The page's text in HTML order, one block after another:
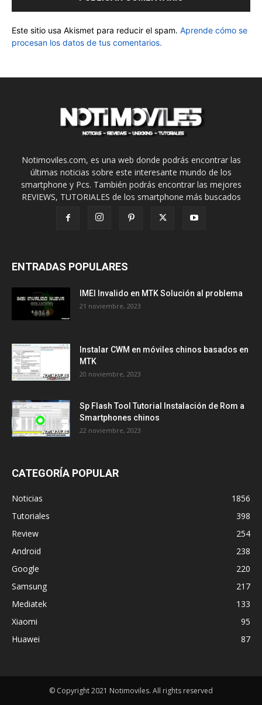
Este sitio usa Akismet para reducir el spam. Aprende cómo se
procesan los datos de tus comentarios.
Notimoviles.com, es una web donde podrás encontrar las
últimas noticias sobre este interesante mundo de los
smartphone y Pcs. También podrás encontrar las mejores
REVIEWS, TUTORIALES de los smartphone más buscados
ENTRADAS POPULARES
IMEI Invalido en MTK Solución al problema
21 noviembre, 2023
Instalar CWM en móviles chinos basados en
MTK
20 noviembre, 2023
Sp Flash Tool Tutorial Instalación de Rom a
Smartphones chinos
22 noviembre, 2023
CATEGORÍA POPULAR
Noticias
1856
Tutoriales
398
Review
254
Android
238
Google
220
Samsung
217
Mediatek
133
Xiaomi
95
Huawei
87
© Copyright 2021 Notimoviles. All rights reserved